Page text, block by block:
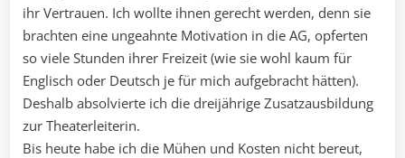
ihr Vertrauen. Ich wollte ihnen gerecht werden, denn sie
brachten eine ungeahnte Motivation in die AG, opferten
so viele Stunden ihrer Freizeit (wie sie wohl kaum für
Englisch oder Deutsch je für mich aufgebracht hätten).
Deshalb absolvierte ich die dreijährige Zusatzausbildung
zur Theaterleiterin.
Bis heute habe ich die Mühen und Kosten nicht bereut,